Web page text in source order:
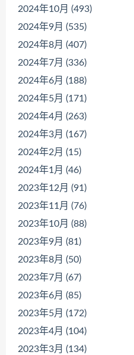
2024年10月 (493)
2024年9月 (535)
2024年8月 (407)
2024年7月 (336)
2024年6月 (188)
2024年5月 (171)
2024年4月 (263)
2024年3月 (167)
2024年2月 (15)
2024年1月 (46)
2023年12月 (91)
2023年11月 (76)
2023年10月 (88)
2023年9月 (81)
2023年8月 (50)
2023年7月 (67)
2023年6月 (85)
2023年5月 (172)
2023年4月 (104)
2023年3月 (134)